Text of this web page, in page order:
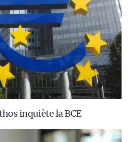
inquiète la BCE